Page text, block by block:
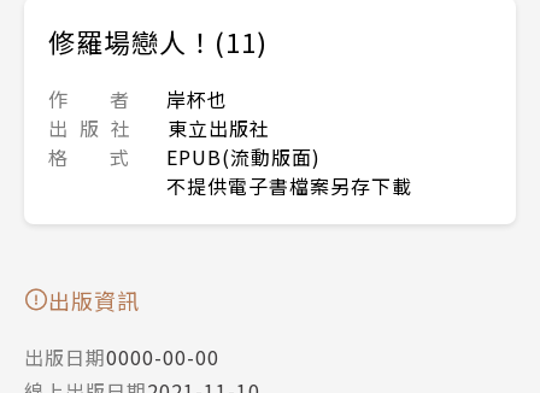
修羅場戀人！(11)
作 者
岸杯也
出 版 社
東立出版社
格 式
EPUB(流動版面)
不提供電子書檔案另存下載
出版資訊
出版日期0000-00-00